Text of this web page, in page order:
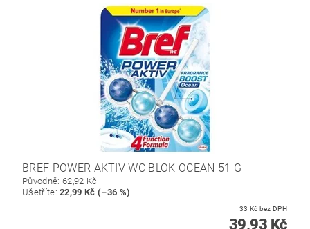
BREF POWER AKTIV WC BLOK OCEAN 51 G
Původně: 62,92 Kč
Ušetříte:22,99 Kč (–36 %)
33 Kč bez DPH
39,93 Kč